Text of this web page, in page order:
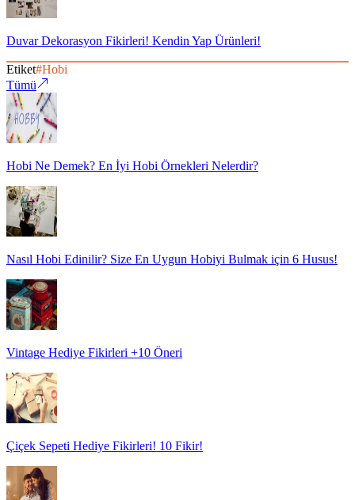
Duvar Dekorasyon Fikirleri! Kendin Yap Ürünleri!
Etiket#Hobi
Tümü
Hobi Ne Demek? En İyi Hobi Örnekleri Nelerdir?
Nasıl Hobi Edinilir? Size En Uygun Hobiyi Bulmak için 6 Husus!
Vintage Hediye Fikirleri +10 Öneri
Çiçek Sepeti Hediye Fikirleri! 10 Fikir!